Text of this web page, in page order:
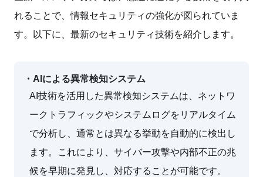
れることで、情報セキュリティの強化が図られていま
す。以下に、最新のセキュリティ技術を紹介します。
・AIによる異常検知システム
AI技術を活用した異常検知システムは、ネットワ
ークトラフィックやシステムログをリアルタイム
で分析し、通常とは異なる挙動を自動的に検出し
ます。これにより、サイバー攻撃や内部不正の兆
候を早期に発見し、対応することが可能です。